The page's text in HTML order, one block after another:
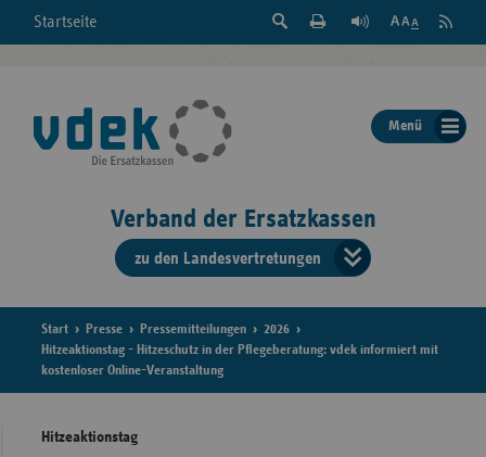
Startseite
Suche
der
Seite
Feed
Menü
Verband der Ersatzkassen
zu den Landesvertretungen
der
Start Presse Pressemitteilungen
2026
Hitzeaktionstag - Hitzeschutz in der Pflegeberatung: vdek informiert mit
kostenloser Online-Veranstaltung
Hitzeaktionstag